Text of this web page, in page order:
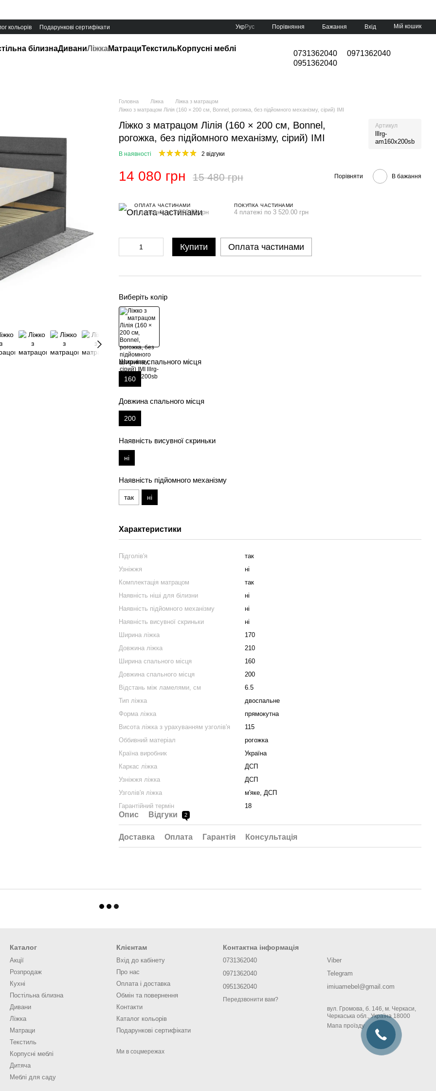
кольорів Подарункові сертифікати УкрРус Порівняння Бажання Вхід Мій кошик
білизнаДиваниЛіжкаМатрациТекстильКорпусні меблі
0731362040
0971362040
0951362040
Головна Ліжка
Ліжка з матрацом
Ліжко з матрацом Лілія (160 × 200 см, Bonnel, рогожка, без підйомного механізму, сірий) IMI
Ліжко з матрацом Лілія (160 × 200 см, Bonnel,
рогожка, без підйомного механізму, сірий) IMI
Артикул
lllrg-
am160x200sb
В наявності 2 відгуки
14 080 грн 15 480 грн Порівняти В бажання
ОПЛАТА ЧАСТИНАМИ
4 платежі по 3 520.00 грн
ПОКУПКА ЧАСТИНАМИ
4 платежі по 3 520.00 грн
Купити Оплата частинами
Виберіть колір
Ширина спального місця
160
Довжина спального місця
200
Наявність висувної скриньки
ні
Наявність підйомного механізму
так ні
Характеристики
Підголів'я
так
Узніжжя
ні
Комплектація матрацом
так
Наявність ніші для білизни
ні
Наявність підйомного механізму
ні
Наявність висувної скриньки
ні
Ширина ліжка
170
Довжина ліжка
210
Ширина спального місця
160
Довжина спального місця
200
Відстань між ламелями, см
6.5
Тип ліжка
двоспальне
Форма ліжка
прямокутна
Висота ліжка з урахуванням узголів'я
115
Оббивний матеріал
рогожка
Країна виробник
Україна
Каркас ліжка
ДСП
Узніжжя ліжка
ДСП
Узголів'я ліжка
м'яке, ДСП
Гарантійний термін
18
Опис Відгуки 2
Доставка Оплата Гарантія Консультація
Каталог
Акції
Розпродаж
Кухні
Постільна білизна
Дивани
Ліжка
Матраци
Текстиль
Корпусні меблі
Дитяча
Меблі для саду
Клієнтам
Вхід до кабінету
Про нас
Оплата і доставка
Обмін та повернення
Контакти
Каталог кольорів
Подарункові сертифікати
Ми в соцмережах
Контактна інформація
0731362040
0971362040
0951362040
Передзвонити вам?
Viber
Telegram
imiuamebel@gmail.com
вул. Громова, б. 146, м. Черкаси,
Черкаська обл., Україна 18000
Мапа проїзду